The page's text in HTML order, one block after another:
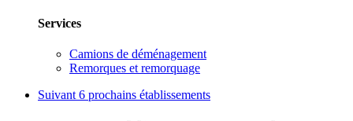
Services
Camions de déménagement
Remorques et remorquage
Suivant 6 prochains établissements